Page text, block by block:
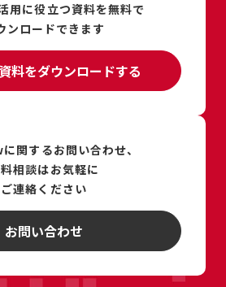
用に役立つ資料を無料で
ンロードできます
料をダウンロードする
関するお問い合わせ、
相談はお気軽に
ご連絡ください
お問い合わせ